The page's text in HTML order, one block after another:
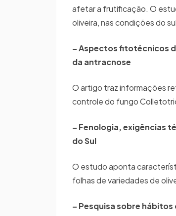
afetar a frutificação. O
oliveira, nas condições do
– Aspectos fitotécnicos
da antracnose
O artigo traz informações
controle do fungo
– Fenologia, exigências
do Sul
O estudo aponta
folhas de variedades de
– Pesquisa sobre